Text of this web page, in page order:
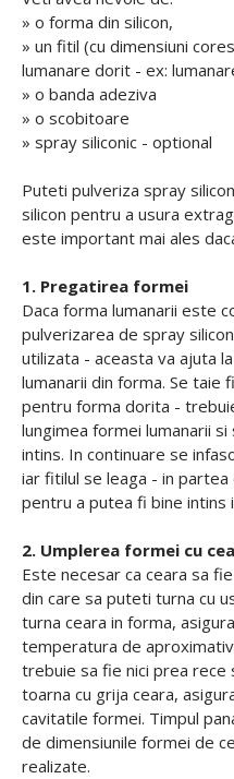
» o forma din silicon,
» un fitil (cu dimensiuni
lumanare dorit - ex:
» o banda adeziva
» o scobitoare
» spray siliconic - optional
Puteti pulveriza spray
silicon pentru a usura
este important mai ales
1. Pregatirea formei
Daca forma lumanarii este
pulverizarea de spray
utilizata - aceasta va ajuta
lumanarii din forma. Se taie
pentru forma dorita -
lungimea formei lumanarii
intins. In continuare se
iar fitilul se leaga - in
pentru a putea fi bine intins
2. Umplerea formei cu
Este necesar ca ceara sa
din care sa puteti turna cu
turna ceara in forma,
temperatura de
trebuie sa fie nici prea rece
toarna cu grija ceara,
cavitatile formei. Timpul
de dimensiunile formei de
realizate.